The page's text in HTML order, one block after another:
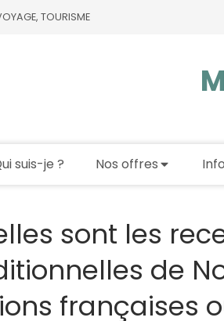
TOURISME
suis-je ? Nos offres
sont les
de
françaises